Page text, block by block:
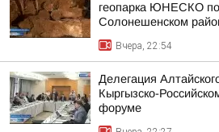
геопарка ЮНЕСКО
Солонешенском
Вчера, 22:54
Делегация
Кыргызско-
форуме